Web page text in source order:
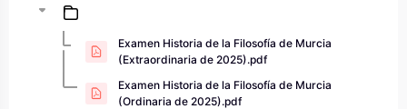
Examen Historia de la Filosofía de Murcia
(Extraordinaria de 2025).pdf
Examen Historia de la Filosofía de Murcia
(Ordinaria de 2025).pdf